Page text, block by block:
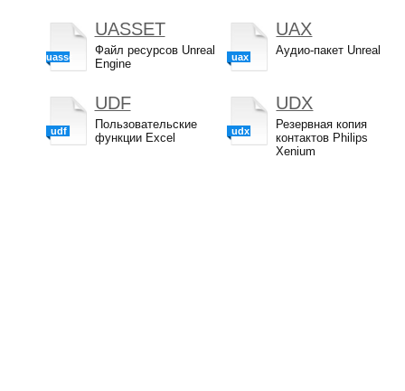
uasset
UASSET
Файл ресурсов Unreal
Engine
udf
UDF
Пользовательские
функции Excel
uax
UAX
Аудио-пакет Unreal
udx
UDX
Резервная копия
контактов Philips
Xenium